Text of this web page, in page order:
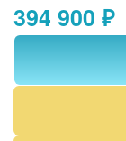
394 900 ₽